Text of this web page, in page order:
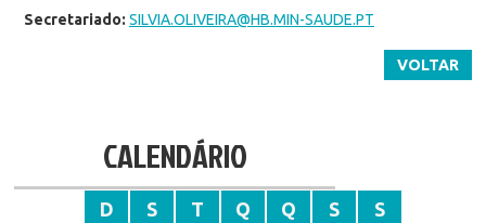
Secretariado: SILVIA.OLIVEIRA@HB.MIN-SAUDE.PT
VOLTAR
CALENDÁRIO
D S T Q Q S
S